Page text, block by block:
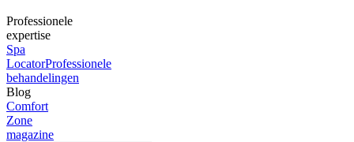
Professionele
expertise
Spa
LocatorProfessionele
behandelingen
Blog
Comfort
Zone
magazine